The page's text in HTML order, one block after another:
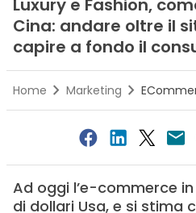
Luxury e Fashion,
Cina: andare oltre il
capire a fondo il
Home Marketing
Ad oggi l’e-commerce in
di dollari Usa, e si stima